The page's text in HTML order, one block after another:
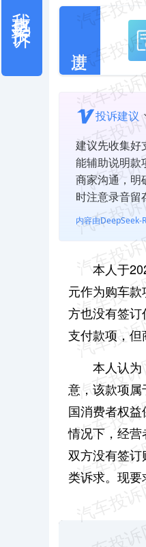
投诉建议
建议先收集好
能辅助说明款
商家沟通，明
时注意录音留
内容由DeepSeek-
本人于
元作为购车
方也没有签
支付款项，但
本人认为
意，该款项
国消费者权
情况下，经营
双方没有签
类诉求。现要